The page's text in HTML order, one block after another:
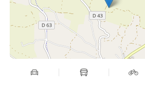
Drinks available | Prizes to be won
Whether you're here for the
conversation, or the cuisine, La
promises an unforgettable evening
laughter, and local flavors.